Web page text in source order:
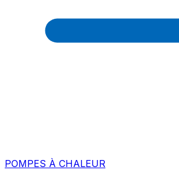
POMPES À CHALEUR